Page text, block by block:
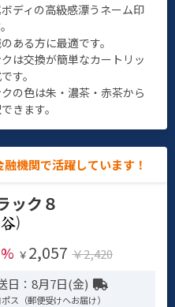
ディの高級感漂うネーム印
ある方に最適です。
は交換が簡単なカートリッ
す。
の色は朱・濃茶・赤茶から
きます。
機関で活躍しています！
ック８
)
￥ 2,057 ￥2,420
日：8月7日(金)
ス（郵便受けへお届け）